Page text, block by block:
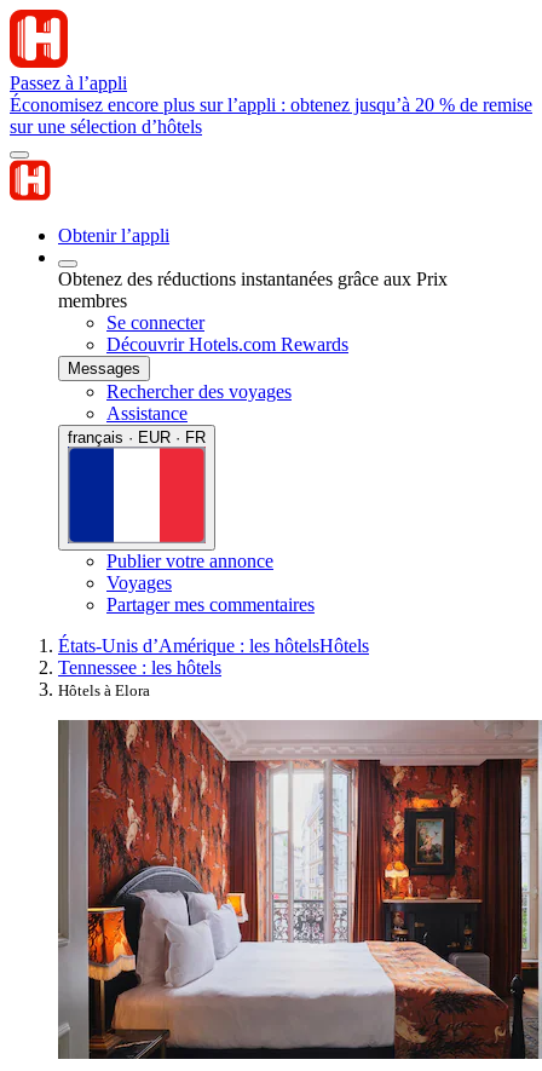
Passez à l’appli
Économisez encore plus sur l’appli : obtenez jusqu’à 20 % de remise
sur une sélection d’hôtels
Obtenir l’appli
Obtenez des réductions instantanées grâce aux Prix
membres
Se connecter
Découvrir Hotels.com Rewards
Messages
Rechercher des voyages
Assistance
français · EUR · FR
Publier votre annonce
Voyages
Partager mes commentaires
États-Unis d’Amérique : les hôtelsHôtels
Tennessee : les hôtels
Hôtels à Elora